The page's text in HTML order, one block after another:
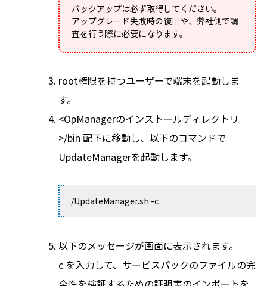
バックアップは必ず取得してください。
アップグレード失敗時の復旧や、弊社側で調
査を行う際に必要になります。
root権限を持つユーザーで端末を起動しま
す。
<OpManagerのインストールディレクトリ
>/bin 配下に移動し、以下のコマンドで
UpdateManagerを起動します。
./UpdateManager.sh -c
以下のメッセージが画面に表示されます。
c を入力して、サービスパックのファイルの完